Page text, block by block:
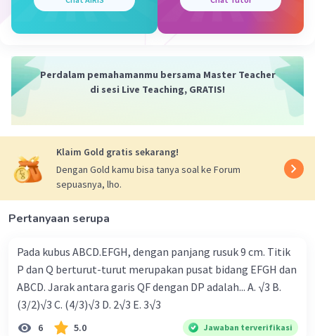
Beri Rating·0.0(0) Balas
Iklan
Perdalam pemahamanmu bersama Master Teacher
di sesi Live Teaching, GRATIS!
Klaim Gold gratis sekarang!
Dengan Gold kamu bisa tanya soal ke Forum
sepuasnya, lho.
Pertanyaan serupa
Pada kubus ABCD.EFGH, dengan panjang rusuk 9 cm. Titik
P dan Q berturut-turut merupakan pusat bidang EFGH dan
ABCD. Jarak antara garis QF dengan DP adalah... A. √3 B.
(3/2)√3 C. (4/3)√3 D. 2√3 E. 3√3
6 5.0 Jawaban terverifikasi